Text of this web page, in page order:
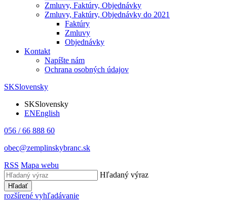
Zmluvy, Faktúry, Objednávky
Zmluvy, Faktúry, Objednávky do 2021
Faktúry
Zmluvy
Objednávky
Kontakt
Napíšte nám
Ochrana osobných údajov
SKSlovensky
SKSlovensky
ENEnglish
056 / 66 888 60
obec@zemplinskybranc.sk
RSS Mapa webu
Hľadaný výraz
Hľadať
rozšírené vyhľadávanie